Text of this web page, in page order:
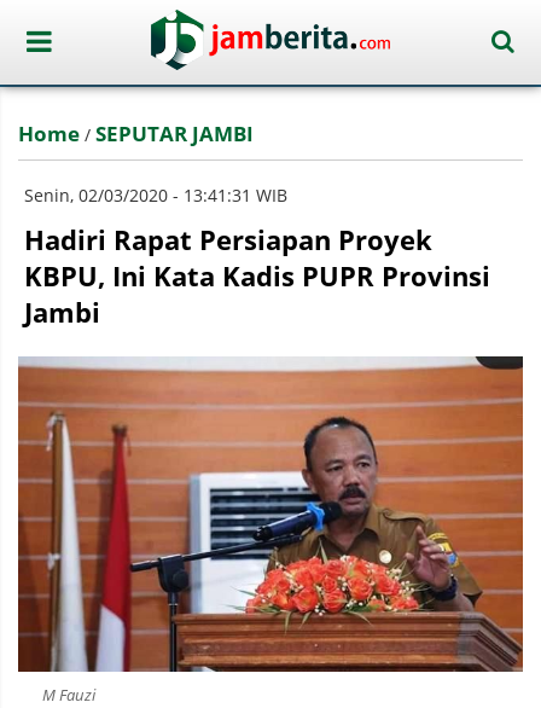
Home / SEPUTAR JAMBI
Senin, 02/03/2020 - 13:41:31 WIB
Hadiri Rapat Persiapan Proyek
KBPU, Ini Kata Kadis PUPR Provinsi
Jambi
M Fauzi